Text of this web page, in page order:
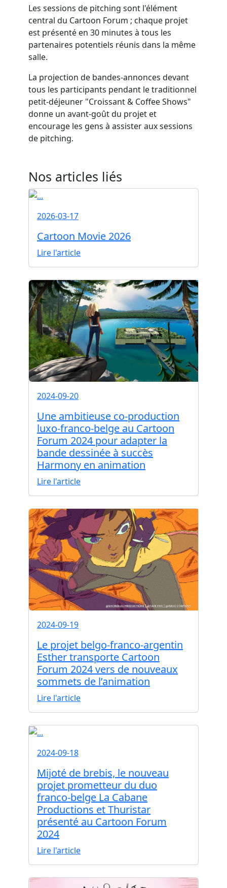
Les sessions de pitching sont l'élément
central du Cartoon Forum ; chaque projet
est présenté en 30 minutes à tous les
partenaires potentiels réunis dans la même
salle.
La projection de bandes-annonces devant
tous les participants pendant le traditionnel
petit-déjeuner "Croissant & Coffee Shows"
donne un avant-goût du projet et
encourage les gens à assister aux sessions
de pitching.
Nos articles liés
2026-03-17
Cartoon Movie 2026
Lire l'article
2024-09-20
Une ambitieuse co-production
luxo-franco-belge au Cartoon
Forum 2024 pour adapter la
bande dessinée à succès
Harmony en animation
Lire l'article
2024-09-19
Le projet belgo-franco-argentin
Esther transporte Cartoon
Forum 2024 vers de nouveaux
sommets de l’animation
Lire l'article
2024-09-18
Mijoté de brebis, le nouveau
projet prometteur du duo
franco-belge La Cabane
Productions et Thuristar
présenté au Cartoon Forum
2024
Lire l'article